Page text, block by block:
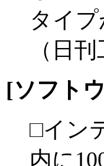
タイプ
（日
[ソフト
□イン
内に